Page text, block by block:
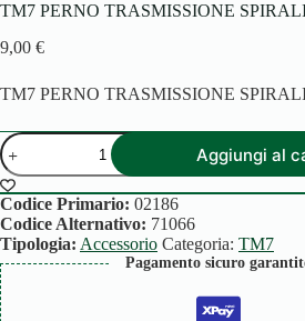
TM7 PERNO TRASMISSIONE
9,00 €
TM7 PERNO TRASMISSIONE
TM7
PERNO
TRASMISSIONE
SPIRALIZER
quantità
Aggiungi al
Codice Primario: 02186
Codice Alternativo: 71066
Tipologia: Accessorio Categoria: TM7
Pagamento sicuro